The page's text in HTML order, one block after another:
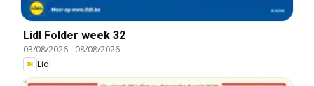
Lidl Folder week 32
03/08/2026- 08/08/2026
Lidl